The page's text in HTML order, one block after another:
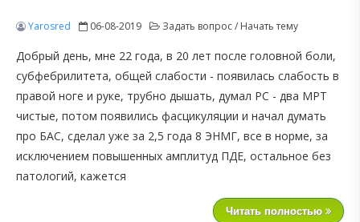
Yarosred 06-08-2019 Задать вопрос / Начать тему
Добрый день, мне 22 года, в 20 лет после головной боли,
субфебрилитета, общей слабости - появилась слабость в
правой ноге и руке, трубно дышать, думал РС - два МРТ
чистые, потом появились фасцикуляции и начал думать
про БАС, сделал уже за 2,5 года 8 ЭНМГ, все в норме, за
исключением повышенных амплитуд ПДЕ, остальное без
патологий, кажется
Читать полностью